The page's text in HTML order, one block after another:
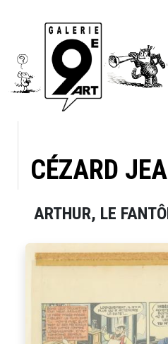
CÉZARD
ARTHUR, LE